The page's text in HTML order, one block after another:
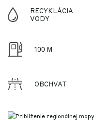
RECYKLÁCIA
VODY
100 M
OBCHVAT